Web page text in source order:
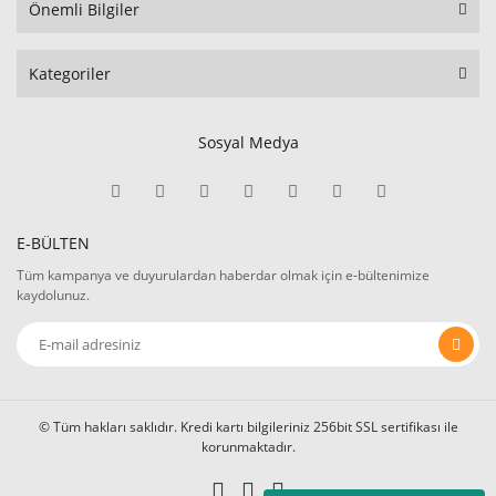
Önemli Bilgiler
Kategoriler
Sosyal Medya
E-BÜLTEN
Tüm kampanya ve duyurulardan haberdar olmak için e-bültenimize
kaydolunuz.
© Tüm hakları saklıdır. Kredi kartı bilgileriniz 256bit SSL sertifikası ile
korunmaktadır.